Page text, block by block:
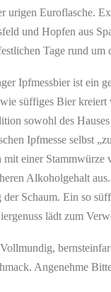
urigen Euroflasche.
und Hopfen aus
Tage rund
Ipfmessbier ist ein
süffiges Bier kreiert
sowohl des
Ipfmesse selbst
mit einer Stammwürze
Alkoholgehalt
Schaum. Ein so
lädt zum
Angenehme